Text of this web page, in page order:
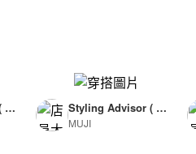
F
Styling Advisor ( F
or Man )
MUJI